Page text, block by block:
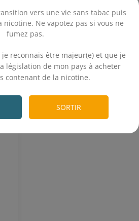
vers une vie sans tabac puis
nicotine. Ne vapotez pas si vous ne
fumez pas.
reconnais être majeur(e) et que je
législation de mon pays à acheter
contenant de la nicotine.
SORTIR
Biscuit - Vanille - Caramel -
Noisette
9 avis
Achat rapide